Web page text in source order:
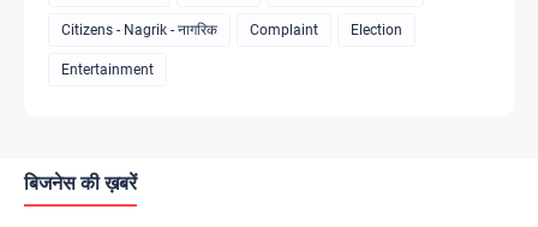
Citizens - Nagrik - नागरिक Complaint Election
Entertainment
बिजनेस की ख़बरें